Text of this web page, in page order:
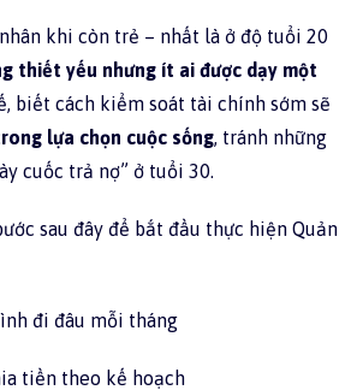
khi còn trẻ – nhất là ở độ tuổi 20
thiết yếu nhưng ít ai được dạy một
biết cách kiểm soát tài chính sớm sẽ
lựa chọn cuộc sống, tránh những
cuốc trả nợ” ở tuổi 30.
sau đây để bắt đầu thực hiện Quản
đi đâu mỗi tháng
tiền theo kế hoạch